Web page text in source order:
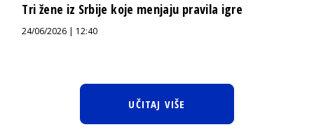
Tri žene iz Srbije koje menjaju pravila igre
24/06/2026 | 12:40
UČITAJ VIŠE